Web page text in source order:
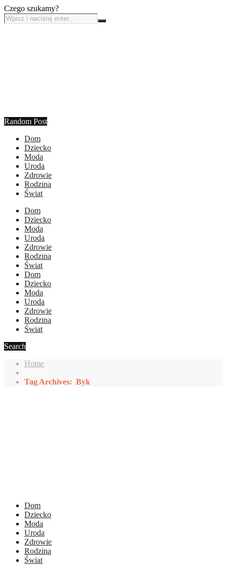
Czego szukamy?
Random Post
Dom
Dziecko
Moda
Uroda
Zdrowie
Rodzina
Świat
Dom
Dziecko
Moda
Uroda
Zdrowie
Rodzina
Świat
Dom
Dziecko
Moda
Uroda
Zdrowie
Rodzina
Świat
Search
Home
Tag Archives: Byk
Dom
Dziecko
Moda
Uroda
Zdrowie
Rodzina
Świat